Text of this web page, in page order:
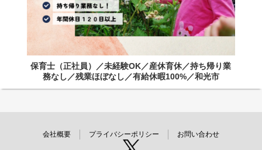
保育士（正社員）／未経験OK／産休育休／持ち帰り業
務なし／残業ほぼなし／有給休暇100%／和光市
会社概要 プライバシーポリシー お問い合わせ